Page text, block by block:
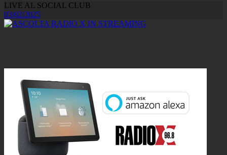
LIVE AL SOCIAL CLUB
03/02/2025